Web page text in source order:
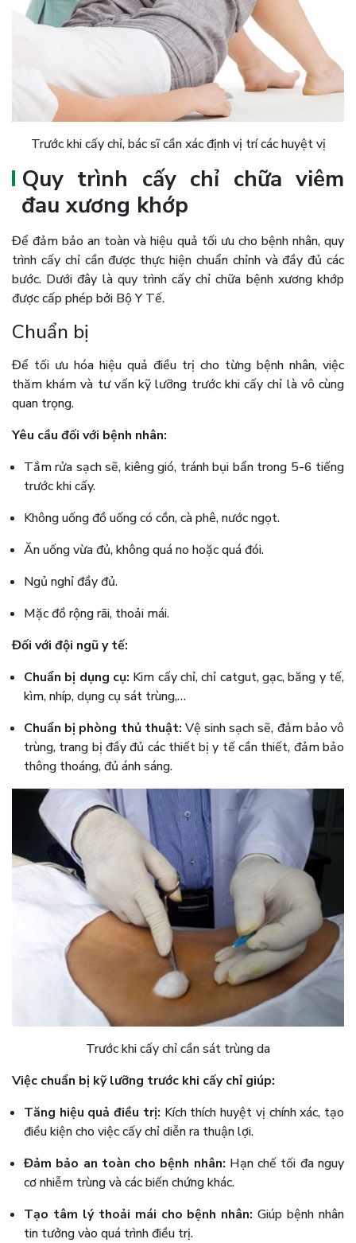
Trước khi cấy chỉ, bác sĩ cần xác định vị trí các huyệt vị
Quy trình cấy chỉ chữa viêm
đau xương khớp
Để đảm bảo an toàn và hiệu quả tối ưu cho bệnh nhân, quy
trình cấy chỉ cần được thực hiện chuẩn chỉnh và đầy đủ các
bước. Dưới đây là quy trình cấy chỉ chữa bệnh xương khớp
được cấp phép bởi Bộ Y Tế.
Chuẩn bị
Để tối ưu hóa hiệu quả điều trị cho từng bệnh nhân, việc
thăm khám và tư vấn kỹ lưỡng trước khi cấy chỉ là vô cùng
quan trọng.
Yêu cầu đối với bệnh nhân:
Tắm rửa sạch sẽ, kiêng gió, tránh bụi bẩn trong 5-6 tiếng
trước khi cấy.
Không uống đồ uống có cồn, cà phê, nước ngọt.
Ăn uống vừa đủ, không quá no hoặc quá đói.
Ngủ nghỉ đầy đủ.
Mặc đồ rộng rãi, thoải mái.
Đối với đội ngũ y tế:
Chuẩn bị dụng cụ: Kim cấy chỉ, chỉ catgut, gạc, băng y tế,
kìm, nhíp, dụng cụ sát trùng,…
Chuẩn bị phòng thủ thuật: Vệ sinh sạch sẽ, đảm bảo vô
trùng, trang bị đầy đủ các thiết bị y tế cần thiết, đảm bảo
thông thoáng, đủ ánh sáng.
Trước khi cấy chỉ cần sát trùng da
Việc chuẩn bị kỹ lưỡng trước khi cấy chỉ giúp:
Tăng hiệu quả điều trị: Kích thích huyệt vị chính xác, tạo
điều kiện cho việc cấy chỉ diễn ra thuận lợi.
Đảm bảo an toàn cho bệnh nhân: Hạn chế tối đa nguy
cơ nhiễm trùng và các biến chứng khác.
Tạo tâm lý thoải mái cho bệnh nhân: Giúp bệnh nhân
tin tưởng vào quá trình điều trị.